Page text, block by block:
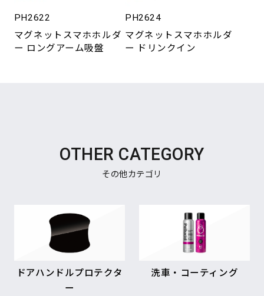
PH2622
マグネットスマホホルダ
ー ロングアーム吸盤
PH2624
マグネットスマホホルダ
ー ドリンクイン
OTHER CATEGORY
その他カテゴリ
ドアハンドルプロテクタ
ー
洗車・コーティング